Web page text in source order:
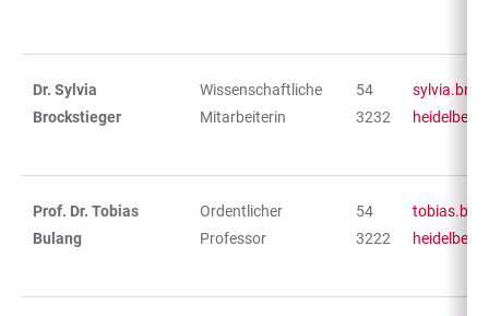
Dr. Sylvia
Brockstieger
Wissenschaftliche
Mitarbeiterin
54
3232
Prof. Dr. Tobias
Bulang
Ordentlicher
Professor
54
3222